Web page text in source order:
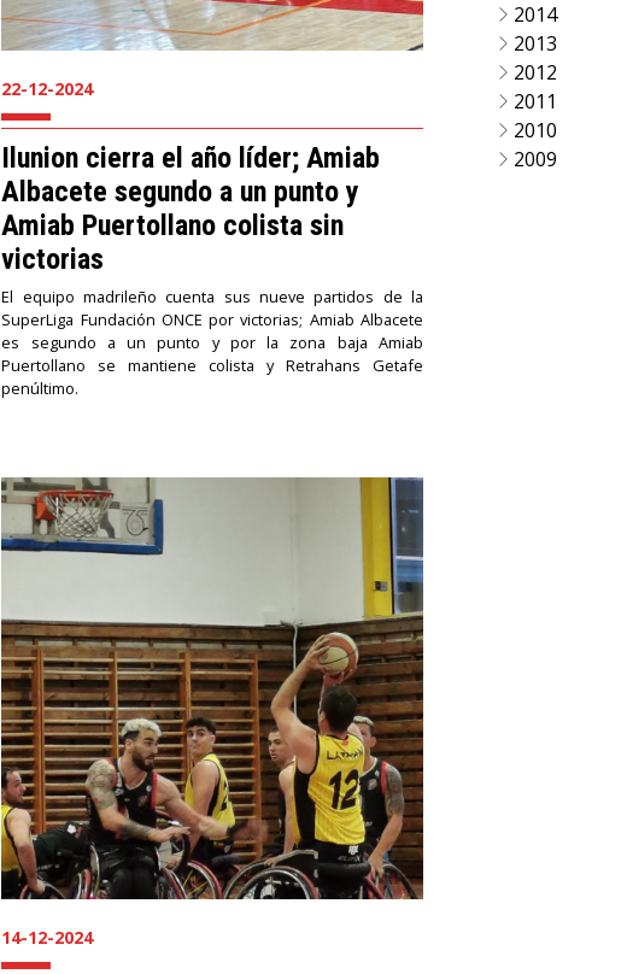
22-12-2024
Ilunion cierra el año líder; Amiab
Albacete segundo a un punto y
Amiab Puertollano colista sin
victorias
El equipo madrileño cuenta sus nueve partidos de la
SuperLiga Fundación ONCE por victorias; Amiab Albacete
es segundo a un punto y por la zona baja Amiab
Puertollano se mantiene colista y Retrahans Getafe
penúltimo.
14-12-2024
2014
2013
2012
2011
2010
2009